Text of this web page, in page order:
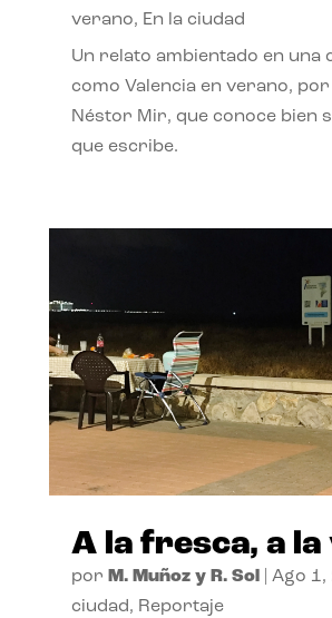
verano, En la ciudad
Un relato ambientado en una
como Valencia en verano,
Néstor Mir, que conoce bien
que escribe.
A la fresca, a la
por M. Muñoz y R. Sol| Ago 1,
ciudad, Reportaje